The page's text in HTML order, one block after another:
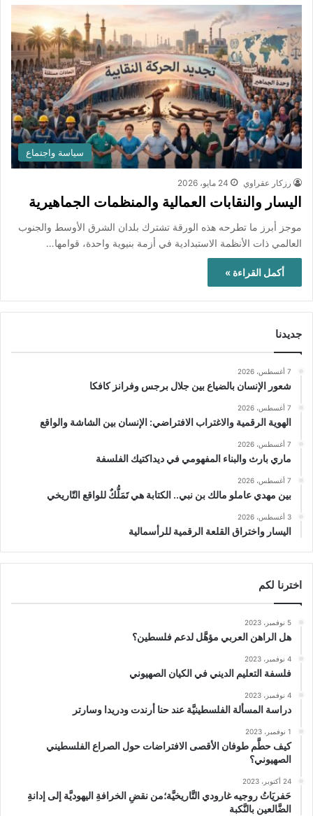
سياسة واجتماع
رزكار عقراوي 24 مايو، 2026
اليسار والنقابات العمالية والمنظمات الجماهيرية
موجز أبرز ما تطرحه هذه الورقة تشترك بلدان الشرق الأوسط والجنوب
العالمي ذات الأنظمة الاستبدادية في أزمة بنيوية واحدة، قوامها…
أكمل القراءة »
جديدنا
7 أغسطس، 2026
شعور الإنسان بالضياع بين جلال برجس وفرانز كافكا
7 أغسطس، 2026
الهوية الرقمية والاغتراب الافتراضي: الإنسان بين الشاشة والواقع
7 أغسطس، 2026
ماري بارث والبناء المفهومي في ديداكتيك الفلسفة
7 أغسطس، 2026
بين مهدي عاملو مالك بن نبي.. الكتابة هي تَمَلُّكٌ للواقع التّاريخي
3 أغسطس، 2026
اليسار واختراق القلعة الرقمية للرأسمالية
اخترنا لكم
5 نوفمبر، 2023
هل الراهن العربي مؤهَّل لدعم فلسطين؟
4 نوفمبر، 2023
فلسفة التعليم الديني في الكيان الصهيوني
4 نوفمبر، 2023
دراسة المسألة الفلسطينيَّة عند حنا أرندت ودريدا وسارتر
1 نوفمبر، 2023
كيف حطَّم طوفان الأقصى الافتراضات حول الصراع الفلسطيني
الصهيوني؟
24 أكتوبر، 2023
حَفريَاتُ روجيه غارودي التَّاريخيَّة؛من نقضِ الخرافةِ اليهوديَّة إلى إدانةِ
الضَّالعين بالنَّكبة